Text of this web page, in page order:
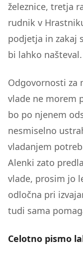
železnice, tretja
rudnik v
podjetja in zakaj
bi lahko našteval.
Odgovornosti za
vlade ne morem
bo po njenem
nesmiselno
vladanjem
Alenki zato
vlade, prosim jo
odločna pri
tudi sama
Celotno pismo